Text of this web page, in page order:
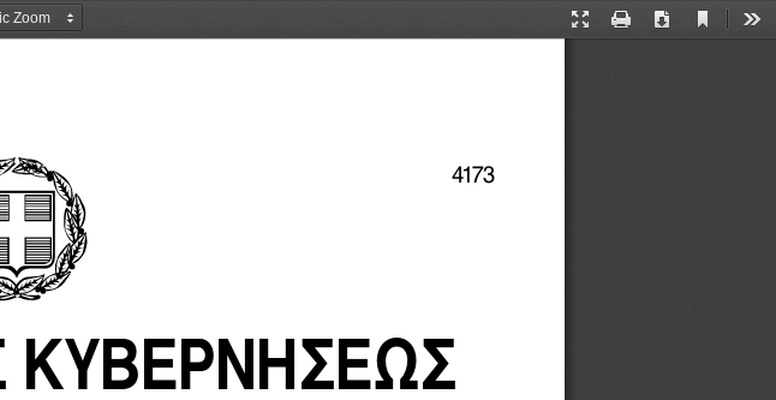
Presentation
Print Download
Current
ΚΥΒΕΡΝΗΣΕΩΣ
4173